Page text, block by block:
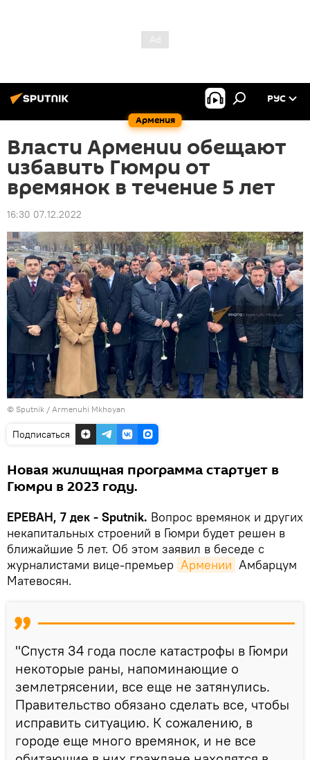
Армения
РУС
Власти Армении обещают
избавить Гюмри от
времянок в течение 5 лет
16:30 07.12.2022
© Sputnik / Armenuhi Mkhoyan
Подписаться
Новая жилищная программа стартует в
Гюмри в 2023 году.
ЕРЕВАН, 7 дек - Sputnik. Вопрос времянок и других
некапитальных строений в Гюмри будет решен в
ближайшие 5 лет. Об этом заявил в беседе с
журналистами вице-премьер Армении Амбарцум
Матевосян.
"Спустя 34 года после катастрофы в Гюмри
некоторые раны, напоминающие о
землетрясении, все еще не затянулись.
Правительство обязано сделать все, чтобы
исправить ситуацию. К сожалению, в
городе еще много времянок, и не все